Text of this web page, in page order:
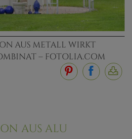
AUS METALL WIRKT
– FOTOLIA.COM
AUS ALU